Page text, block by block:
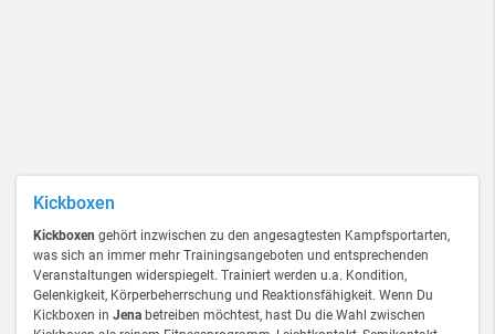
Kickboxen
Kickboxen gehört inzwischen zu den angesagtesten Kampfsportarten,
was sich an immer mehr Trainingsangeboten und entsprechenden
Veranstaltungen widerspiegelt. Trainiert werden u.a. Kondition,
Gelenkigkeit, Körperbeherrschung und Reaktionsfähigkeit. Wenn Du
Kickboxen in Jena betreiben möchtest, hast Du die Wahl zwischen